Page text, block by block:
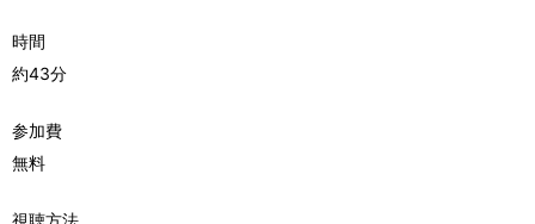
。
時間
約43分
参加費
無料
視聴方法